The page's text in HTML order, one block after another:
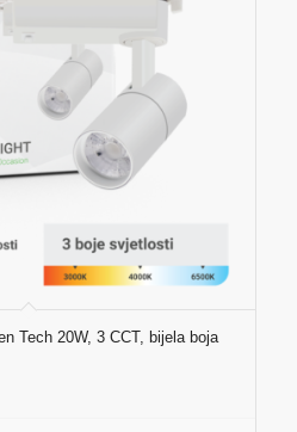
Tech 20W, 3 CCT, bijela boja